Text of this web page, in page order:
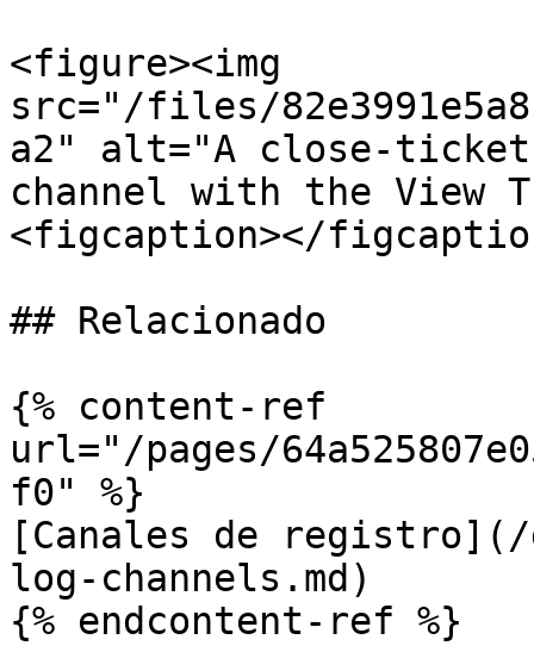
<figure><img
src="/files/
a2" alt="A close-ticket
channel with the View
<figcaption></
## Relacionado
{% content-ref
url="/pages/
f0" %}
[Canales de
log-channels.md)
{% endcontent-ref %}